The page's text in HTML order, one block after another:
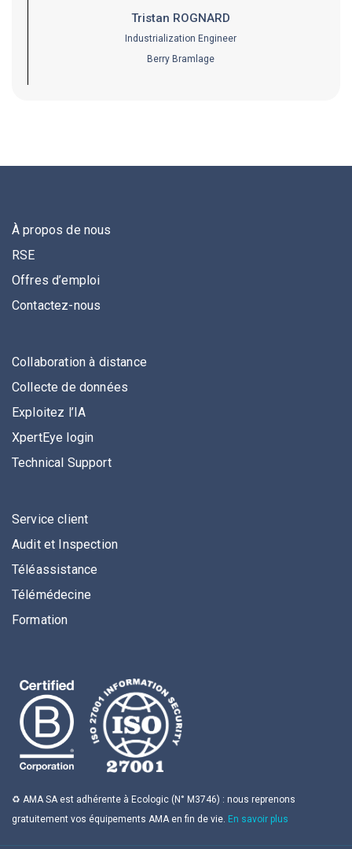
Tristan ROGNARD
Industrialization Engineer
Berry Bramlage
À propos de nous
RSE
Offres d’emploi
Contactez-nous
Collaboration à distance
Collecte de données
Exploitez l’IA
XpertEye login
Technical Support
Service client
Audit et Inspection
Téléassistance
Télémédecine
Formation
♻️ AMA SA est adhérente à Ecologic (N° M3746) : nous reprenons
gratuitement vos équipements AMA en fin de vie. En savoir plus